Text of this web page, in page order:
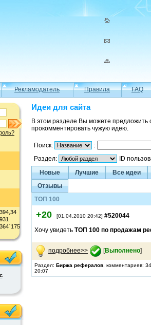
Рекламодатель Правила FAQ
Идеи для сайта
В этом разделе Вы можете
прокомментировать чужую идею.
Поиск:
:
Раздел:
ID
Новые
Лучшие
Все идеи
Отзывы
ТОП 100
+20 [01.04.2010 20:42] #520044
Хочу увидеть ТОП 100 по продажам
подробнее>> [Выполнено]
Раздел: Биржа рефералов , комментариев:
20:07